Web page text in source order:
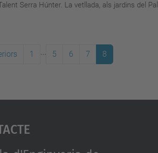
Serra Húnter. La vetllada, als jardins del
1 5 6 7 8